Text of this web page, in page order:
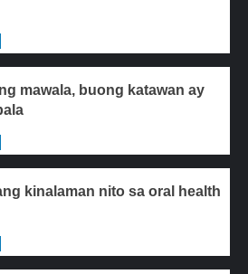
mawala, buong katawan ay
kinalaman nito sa oral health